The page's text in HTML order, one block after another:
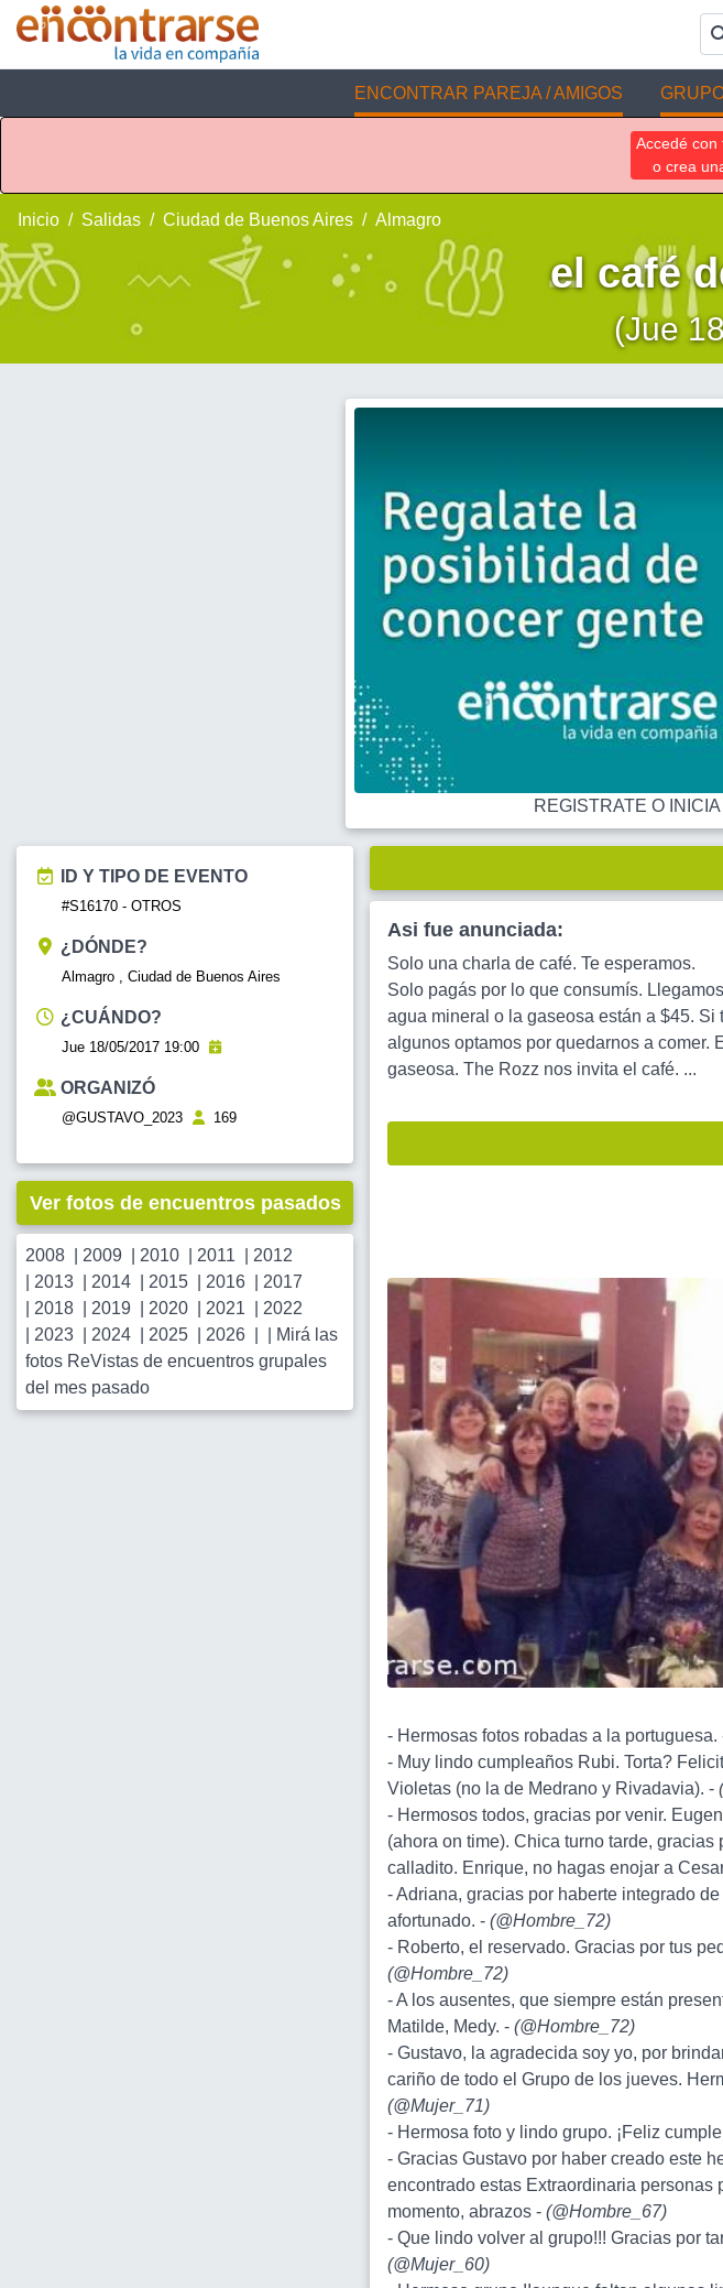
ENCONTRAR PAREJA / AMIGOS
Accedé con
o crea
Inicio Salidas Ciudad de Buenos Aires Almagro
el café
(Jue
REGISTRATE O
ID Y TIPO DE EVENTO
#S16170 - OTROS
¿DÓNDE?
Almagro , Ciudad de Buenos Aires
¿CUÁNDO?
Jue 18/05/2017 19:00
ORGANIZÓ
@GUSTAVO_2023 169
Ver fotos de encuentros pasados
2008 2009 2010 2011
2012
2013 2014 2015 2016
2017
2018 2019 2020 2021
2022
2023 2024 2025 2026
Mirá las
fotos ReVistas de encuentros grupales
del mes pasado
Asi fue anunciada:
Solo una charla de café. Te esperamos.
Solo pagás por lo que consumís.
agua mineral o la gaseosa están a $45.
algunos optamos por quedarnos a comer.
gaseosa. The Rozz nos invita el café. ...
- Hermosas fotos robadas a la portuguesa.
- Muy lindo cumpleaños Rubi. Torta?
Violetas (no la de Medrano y Rivadavia). - (
- Hermosos todos, gracias por venir.
(ahora on time). Chica turno tarde, gracias
calladito. Enrique, no hagas enojar a
- Adriana, gracias por haberte integrado
afortunado. - (@Hombre_72)
- Roberto, el reservado. Gracias por tus
(@Hombre_72)
- A los ausentes, que siempre están
Matilde, Medy. - (@Hombre_72)
- Gustavo, la agradecida soy yo, por
cariño de todo el Grupo de los jueves.
(@Mujer_71)
- Hermosa foto y lindo grupo. ¡Feliz
- Gracias Gustavo por haber creado este
encontrado estas Extraordinaria personas
momento, abrazos - (@Hombre_67)
- Que lindo volver al grupo!!! Gracias por
(@Mujer_60)